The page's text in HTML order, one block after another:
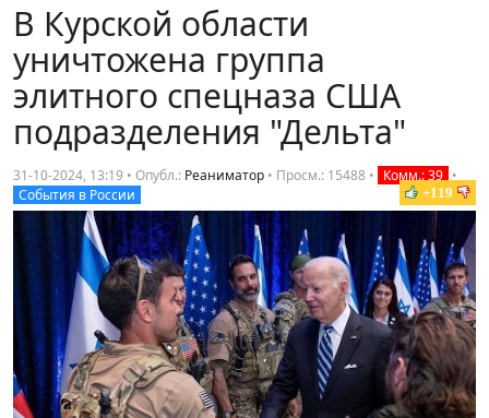
В Курской области
уничтожена группа
элитного спецназа США
подразделения "Дельта"
31-10-2024, 13:19 • Опубл.: Реаниматор • Просм.: 15488 • Комм.: 39 •
События в России
+119